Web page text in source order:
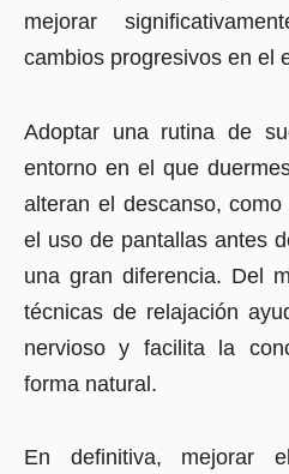
mejorar
cambios progresivos en el
Adoptar una rutina de
entorno en el que
alteran el descanso,
el uso de pantallas antes
una gran diferencia. Del
técnicas de relajación
nervioso y facilita la
forma natural.
En definitiva, mejorar